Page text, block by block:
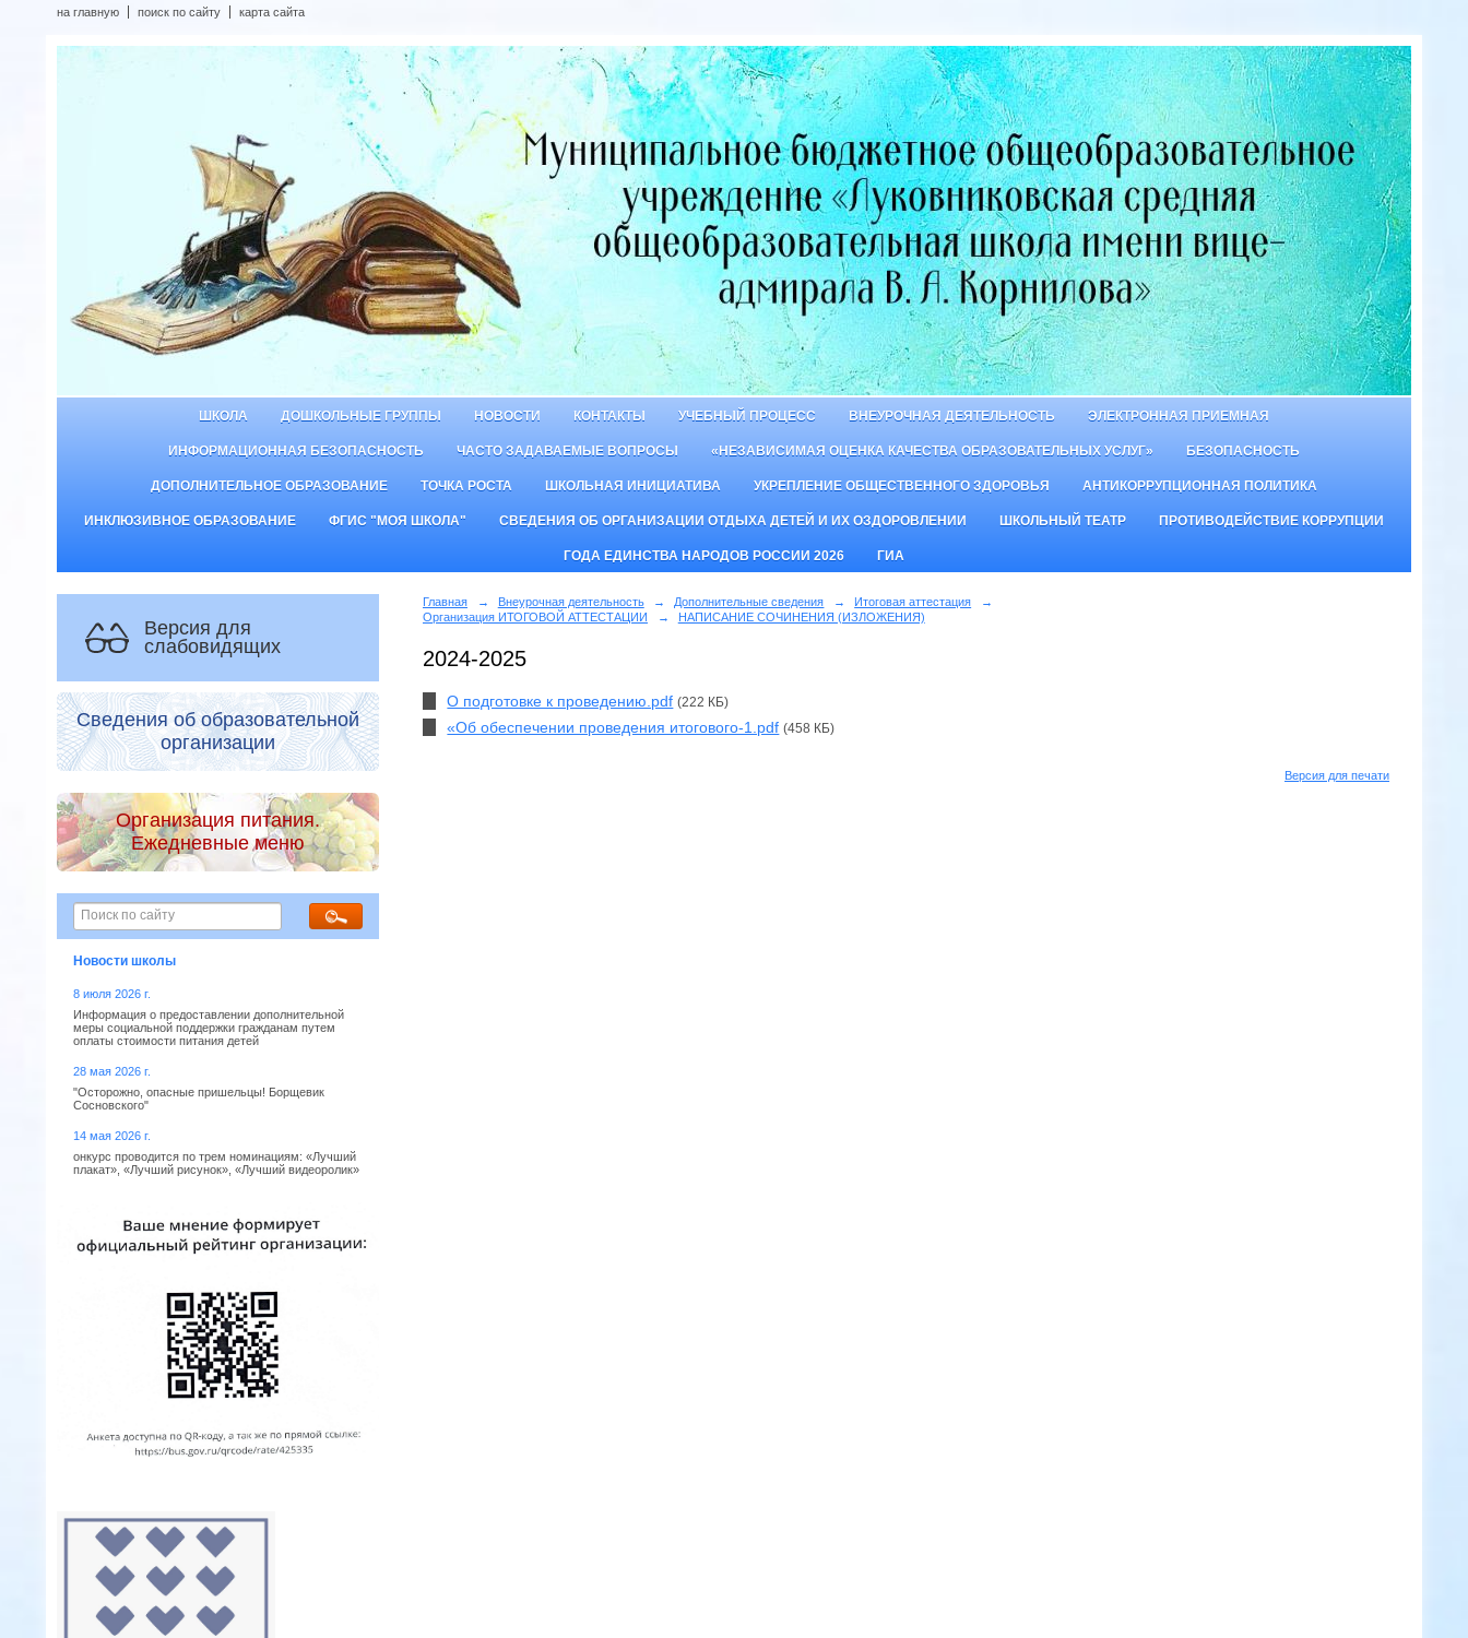
на главную поиск по сайту карта сайта
ШКОЛА ДОШКОЛЬНЫЕ ГРУППЫ НОВОСТИ КОНТАКТЫ УЧЕБНЫЙ ПРОЦЕСС ВНЕУРОЧНАЯ ДЕЯТЕЛЬНОСТЬ ЭЛЕКТРОННАЯ ПРИЕМНАЯ
ИНФОРМАЦИОННАЯ БЕЗОПАСНОСТЬ ЧАСТО ЗАДАВАЕМЫЕ ВОПРОСЫ «НЕЗАВИСИМАЯ ОЦЕНКА КАЧЕСТВА ОБРАЗОВАТЕЛЬНЫХ УСЛУГ» БЕЗОПАСНОСТЬ
ДОПОЛНИТЕЛЬНОЕ ОБРАЗОВАНИЕ ТОЧКА РОСТА ШКОЛЬНАЯ ИНИЦИАТИВА УКРЕПЛЕНИЕ ОБЩЕСТВЕННОГО ЗДОРОВЬЯ АНТИКОРРУПЦИОННАЯ ПОЛИТИКА
ИНКЛЮЗИВНОЕ ОБРАЗОВАНИЕ ФГИС "МОЯ ШКОЛА" СВЕДЕНИЯ ОБ ОРГАНИЗАЦИИ ОТДЫХА ДЕТЕЙ И ИХ ОЗДОРОВЛЕНИИ ШКОЛЬНЫЙ ТЕАТР ПРОТИВОДЕЙСТВИЕ КОРРУПЦИИ
ГОДА ЕДИНСТВА НАРОДОВ РОССИИ 2026 ГИА
Версия для
слабовидящих
Сведения об образовательной
организации
Организация питания.
Ежедневные меню
Новости школы
8 июля 2026 г.
Информация о предоставлении дополнительной
меры социальной поддержки гражданам путем
оплаты стоимости питания детей
28 мая 2026 г.
"Осторожно, опасные пришельцы! Борщевик
Сосновского"
14 мая 2026 г.
онкурс проводится по трем номинациям: «Лучший
плакат», «Лучший рисунок», «Лучший видеоролик»
Главная → Внеурочная деятельность → Дополнительные сведения → Итоговая аттестация
→
Организация ИТОГОВОЙ АТТЕСТАЦИИ
→ НАПИСАНИЕ СОЧИНЕНИЯ (ИЗЛОЖЕНИЯ)
2024-2025
О подготовке к проведению.pdf (222 КБ)
«Об обеспечении проведения итогового-1.pdf (458 КБ)
Версия для печати